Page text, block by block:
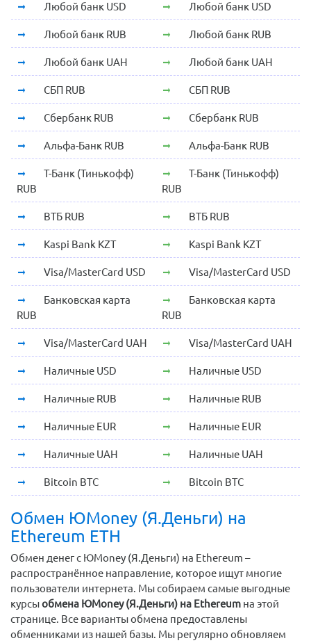
Любой банк USD Любой банк USD
Любой банк RUB Любой банк RUB
Любой банк UAH Любой банк UAH
СБП RUB СБП RUB
Сбербанк RUB Сбербанк RUB
Альфа-Банк RUB Альфа-Банк RUB
Т-Банк (Тинькофф)
RUB
Т-Банк (Тинькофф)
RUB
ВТБ RUB ВТБ RUB
Kaspi Bank KZT Kaspi Bank KZT
Visa/MasterCard USD Visa/MasterCard USD
Банковская карта
RUB
Банковская карта
RUB
Visa/MasterCard UAH Visa/MasterCard UAH
Наличные USD Наличные USD
Наличные RUB Наличные RUB
Наличные EUR Наличные EUR
Наличные UAH Наличные UAH
Bitcoin BTC Bitcoin BTC
Обмен ЮMoney (Я.Деньги) на
Ethereum ETH
Обмен денег с ЮMoney (Я.Деньги) на Ethereum –
распространённое направление, которое ищут многие
пользователи интернета. Мы собираем самые выгодные
курсыобмена ЮMoney (Я.Деньги) на Ethereum на этой
странице. Все варианты обмена предоставлены
обменниками из нашей базы. Мы регулярно обновляем